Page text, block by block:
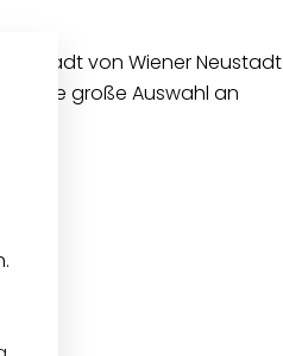
von Wiener Neustadt
eine große Auswahl an